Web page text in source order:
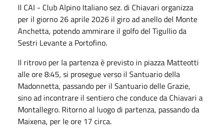
Il CAI - Club Alpino Italiano sez. di Chiavari organizza
per il giorno 26 aprile 2026 il giro ad anello del Monte
Anchetta, potendo ammirare il golfo del Tigullio da
Sestri Levante a Portofino.
Il ritrovo per la partenza è previsto in piazza Matteotti
alle ore 8:45, si prosegue verso il Santuario della
Madonnetta, passando per il Santuario delle Grazie,
sino ad incontrare il sentiero che conduce da Chiavari a
Montallegro. Ritorno al luogo di partenza, passando da
Maixena, per le ore 17 circa.